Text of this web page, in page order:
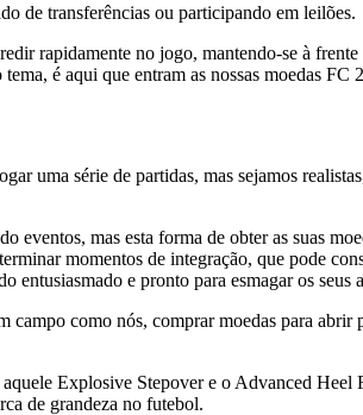
de transferências ou participando em leilões.
rapidamente no jogo, mantendo-se à
é aqui que entram as nossas moedas FC
uma série de partidas, mas sejamos
eventos, mas esta forma de obter as suas
momentos de integração, que pode
entusiasmado e pronto para esmagar os seus
campo como nós, comprar moedas para
Explosive Stepover e o Advanced
de grandeza no futebol.